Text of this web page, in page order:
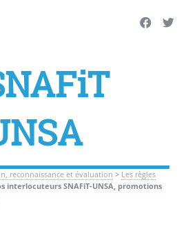
reconnaissance et évaluation > Les règles
interlocuteurs SNAFiT-UNSA, promotions